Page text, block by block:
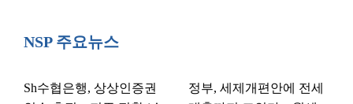
NSP 주요뉴스
Sh수협은행, 상상인증권
정부, 세제개편안에 전세